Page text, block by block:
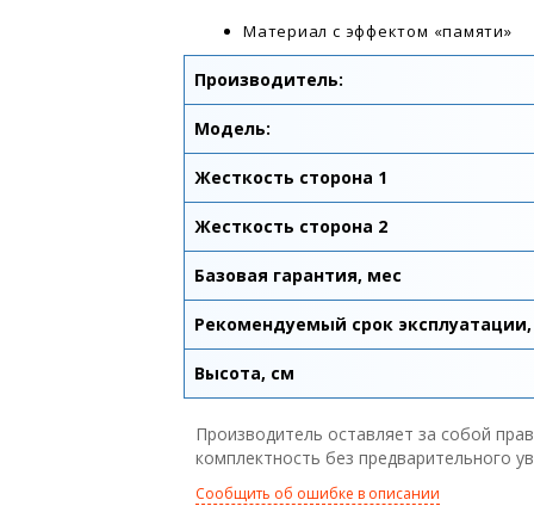
Материал с эффектом «памяти»
Производитель:
Модель:
Жесткость сторона 1
Жесткость сторона 2
Базовая гарантия, мес
Рекомендуемый срок
Высота, см
Производитель оставляет за собой
комплектность без предварительного
Сообщить об ошибке в описании